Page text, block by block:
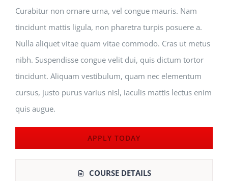
Curabitur non ornare urna, vel congue mauris. Nam
tincidunt mattis ligula, non pharetra turpis posuere a.
Nulla aliquet vitae quam vitae commodo. Cras ut metus
nibh. Suspendisse congue velit dui, quis dictum tortor
tincidunt. Aliquam vestibulum, quam nec elementum
cursus, justo purus varius nisl, iaculis mattis lectus enim
quis augue.
APPLY TODAY
COURSE DETAILS